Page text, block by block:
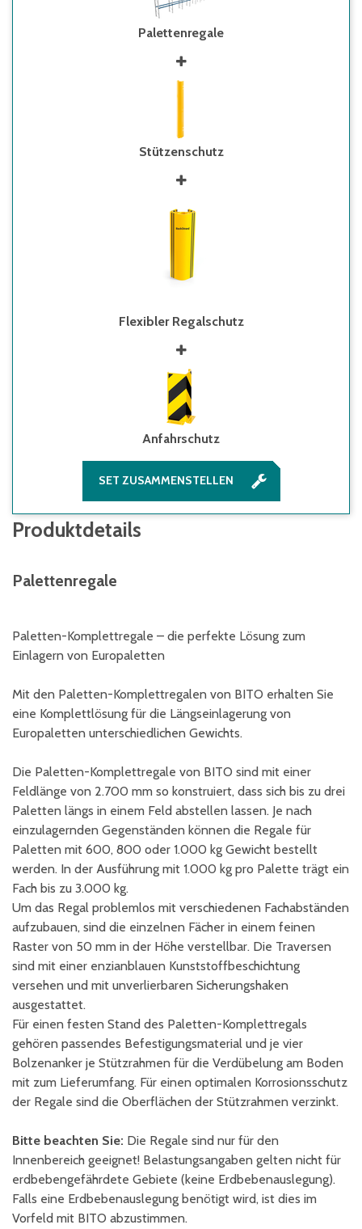
Palettenregale
Stützenschutz
Flexibler Regalschutz
Anfahrschutz
SET ZUSAMMENSTELLEN
Produktdetails
Palettenregale
Paletten-Komplettregale – die perfekte Lösung zum
Einlagern von Europaletten
Mit den Paletten-Komplettregalen von BITO erhalten Sie
eine Komplettlösung für die Längseinlagerung von
Europaletten unterschiedlichen Gewichts.
Die Paletten-Komplettregale von BITO sind mit einer
Feldlänge von 2.700 mm so konstruiert, dass sich bis zu drei
Paletten längs in einem Feld abstellen lassen. Je nach
einzulagernden Gegenständen können die Regale für
Paletten mit 600, 800 oder 1.000 kg Gewicht bestellt
werden. In der Ausführung mit 1.000 kg pro Palette trägt ein
Fach bis zu 3.000 kg.
Um das Regal problemlos mit verschiedenen Fachabständen
aufzubauen, sind die einzelnen Fächer in einem feinen
Raster von 50 mm in der Höhe verstellbar. Die Traversen
sind mit einer enzianblauen Kunststoffbeschichtung
versehen und mit unverlierbaren Sicherungshaken
ausgestattet.
Für einen festen Stand des Paletten-Komplettregals
gehören passendes Befestigungsmaterial und je vier
Bolzenanker je Stützrahmen für die Verdübelung am Boden
mit zum Lieferumfang. Für einen optimalen Korrosionsschutz
der Regale sind die Oberflächen der Stützrahmen verzinkt.
Bitte beachten Sie: Die Regale sind nur für den
Innenbereich geeignet! Belastungsangaben gelten nicht für
erdbebengefährdete Gebiete (keine Erdbebenauslegung).
Falls eine Erdbebenauslegung benötigt wird, ist dies im
Vorfeld mit BITO abzustimmen.